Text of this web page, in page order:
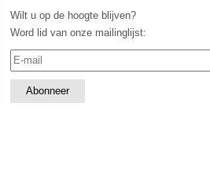
Wilt u op de hoogte blijven?
Word lid van onze mailinglijst: